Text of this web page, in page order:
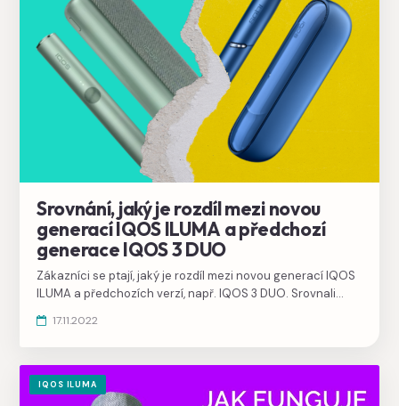
Srovnání, jaký je rozdíl mezi novou
generací IQOS ILUMA a předchozí
generace IQOS 3 DUO
Zákazníci se ptají, jaký je rozdíl mezi novou generací IQOS
ILUMA a předchozích verzí, např. IQOS 3 DUO. Srovnali
17.11.2022
IQOS ILUMA